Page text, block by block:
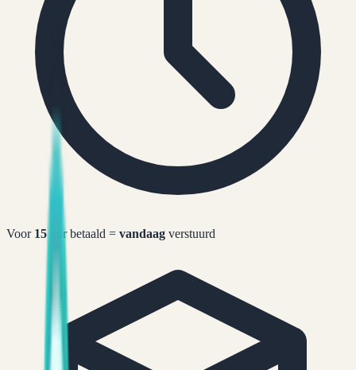
Voor 15 uur betaald = vandaag verstuurd